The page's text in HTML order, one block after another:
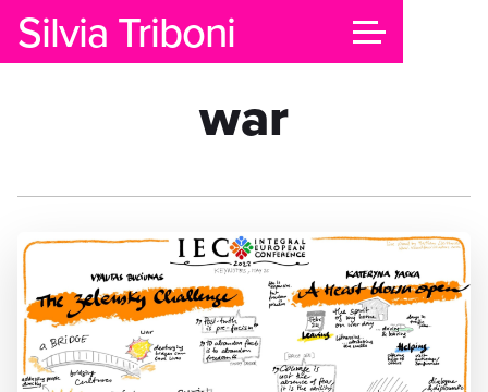
Silvia Triboni
war